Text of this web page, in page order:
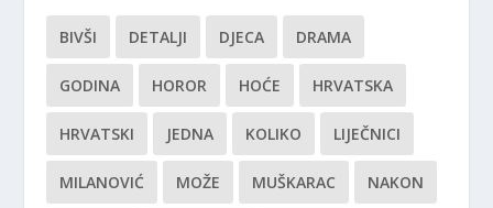
BIVŠI DETALJI DJECA DRAMA
GODINA HOROR HOĆE HRVATSKA
HRVATSKI JEDNA KOLIKO LIJEČNICI
MILANOVIĆ MOŽE MUŠKARAC NAKON